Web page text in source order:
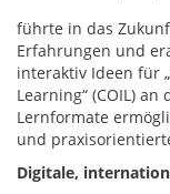
führte in das
Erfahrungen und
interaktiv Ideen für
Learning“ (COIL)
Lernformate
und
Digitale,